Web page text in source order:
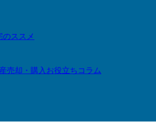
のススメ
売却・購入お役立ちコラム